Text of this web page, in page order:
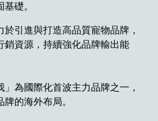
礎。
引進與打造高品質寵物品牌，
銷資源，持續強化品牌輸出能
為國際化首波主力品牌之一，
的海外布局。